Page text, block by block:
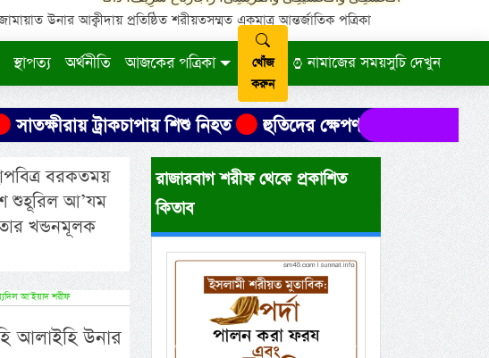
উনার আক্বীদায় প্রতিষ্ঠিত শরীয়তসম্মত একমাত্র আন্তর্জাতিক পত্রিকা
স্থাপত্য অর্থনীতি আজকের পত্রিকা
খোঁজ
করুন
নামাজের সময়সুচি দেখুন
ট্রাকচাপায় শিশু নিহত হুতিদের ক্ষেপণাস্ত্র হামলায় ৩০ ইয়েমেনি
বরকতময়
শুহূরিল আ’যম
খন্ডনমূলক
আ’ইয়াদ শরীফ
আলাইহি উনার
রাজারবাগ শরীফ থেকে প্রকাশিত
কিতাব